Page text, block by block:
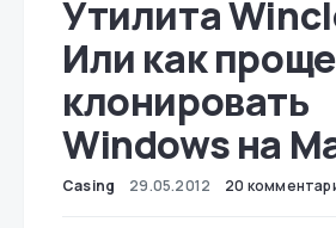
Утилита
Или как
клонировать
Windows на
Casing 29.05.2012 20